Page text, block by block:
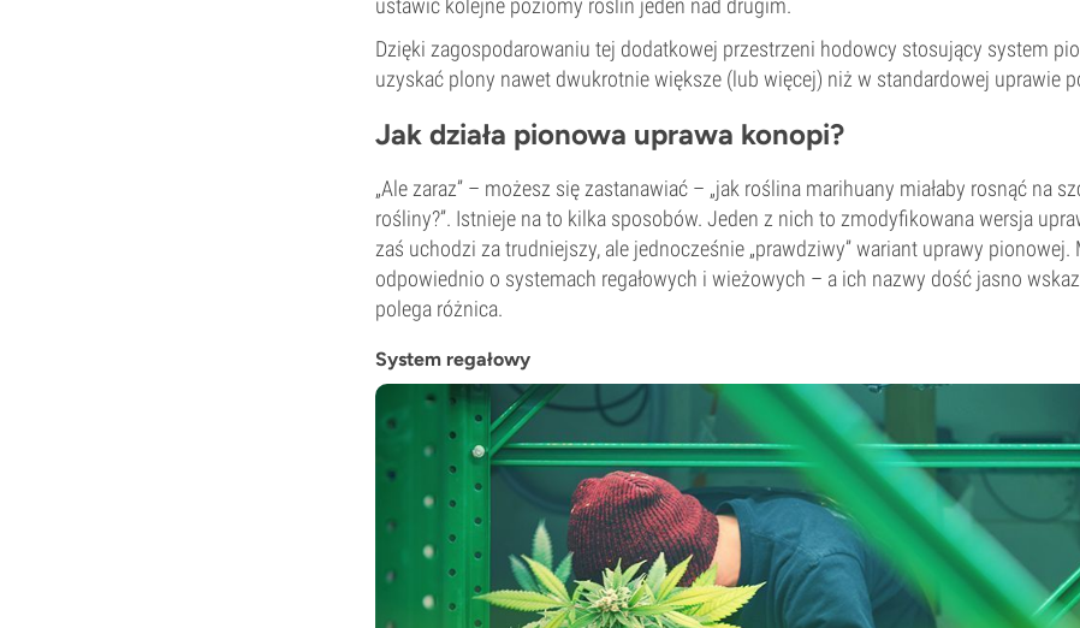
Dzięki zagospodarowaniu tej dodatkowej przestrzeni hodowcy stosujący system
uzyskać plony nawet dwukrotnie większe (lub więcej) niż w standardowej uprawie
Jak działa pionowa uprawa konopi?
„Ale zaraz” – możesz się zastanawiać – „jak roślina marihuany miałaby rosnąć na
rośliny?”. Istnieje na to kilka sposobów. Jeden z nich to zmodyfikowana wersja
zaś uchodzi za trudniejszy, ale jednocześnie „prawdziwy” wariant uprawy pionowej.
odpowiednio o systemach regałowych i wieżowych – a ich nazwy dość jasno
polega różnica.
System regałowy